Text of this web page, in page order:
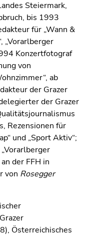
Steiermark,
bis 1993
für „Wann &
„Vorarlberger
Konzertfotograf
von
ab
der Grazer
der Grazer
Rezensionen für
und „Sport Aktiv“;
der FFH in
von Rosegger
Österreichisches